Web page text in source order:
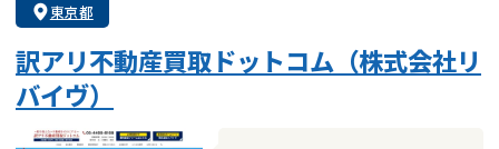
東京都
訳アリ不動産買取ドットコム（株式会社リ
バイヴ）